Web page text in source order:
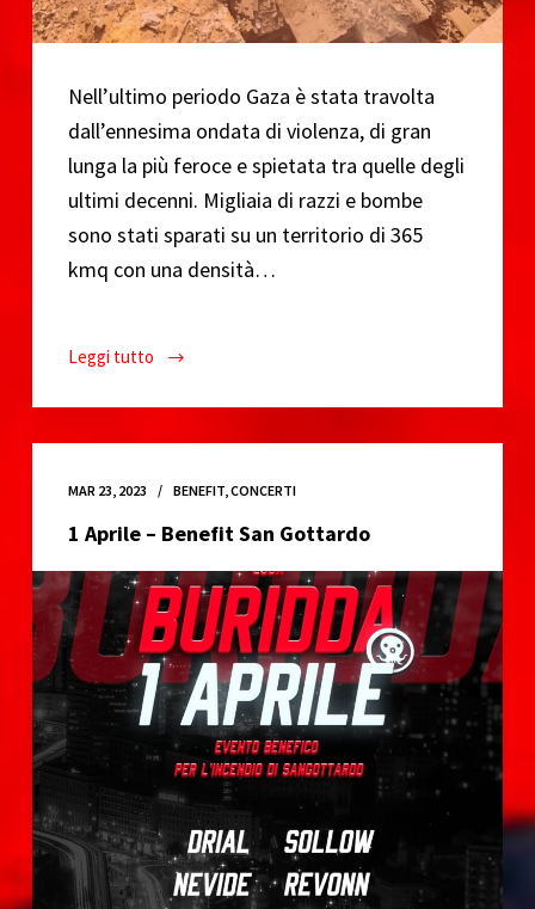
Nell’ultimo periodo Gaza è stata travolta
dall’ennesima ondata di violenza, di gran
lunga la più feroce e spietata tra quelle degli
ultimi decenni. Migliaia di razzi e bombe
sono stati sparati su un territorio di 365
kmq con una densità…
Leggi tutto
EMERGENZA
fondi
il
sostegno
alla
popolazione
MAR 23, 2023 BENEFIT,CONCERTI
1 Aprile – Benefit San Gottardo